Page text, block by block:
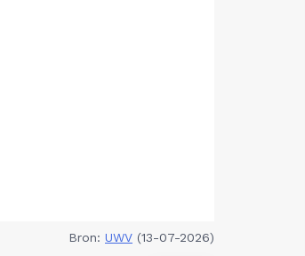
Bron: UWV (13-07-2026)